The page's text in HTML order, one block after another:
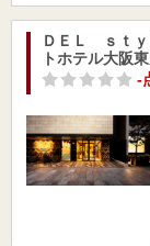
ＤＥＬ ｓｔ
トホテル大阪東
-